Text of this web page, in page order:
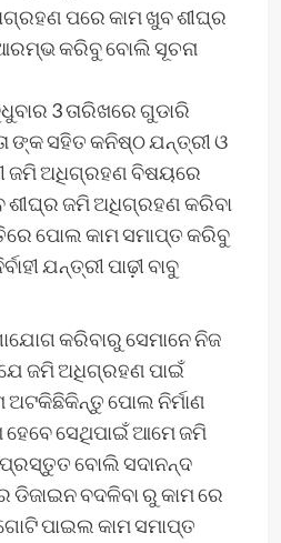
ପରେ କାମ ଖୁବ ଶୀଘ୍ର
କରିବୁ ବୋଲି ସୂଚନା
3 ତାରିଖରେ ଗୁଡାରି
ଙ୍କ ସହିତ କନିଷ୍ଠ ଯନ୍ତ୍ରୀ ଓ
ଜମି ଅଧିଗ୍ରହଣ ବିଷୟରେ
ଶୀଘ୍ର ଜମି ଅଧିଗ୍ରହଣ କରିବା
ପୋଲ କାମ ସମାପ୍ତ କରିବୁ
ଯନ୍ତ୍ରୀ ପାଢ଼ୀ ବାବୁ
କରିବାରୁ ସେମାନେ ନିଜ
ଜମି ଅଧିଗ୍ରହଣ ପାଇଁ
ଅଟକିଛିକିନ୍ତୁ ପୋଲ ନିର୍ମାଣ
ସେଥିପାଇଁ ଆମେ ଜମି
ପ୍ରସ୍ତୁତ ବୋଲି ସଦାନନ୍ଦ
ଡିଜାଇନ ବଦଳିବା ରୁ କାମ ରେ
ପାଇଲ କାମ ସମାପ୍ତ